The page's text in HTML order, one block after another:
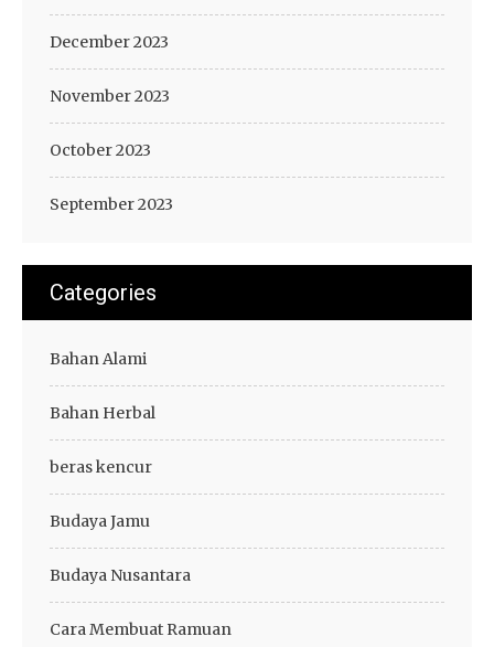
December 2023
November 2023
October 2023
September 2023
Categories
Bahan Alami
Bahan Herbal
beras kencur
Budaya Jamu
Budaya Nusantara
Cara Membuat Ramuan